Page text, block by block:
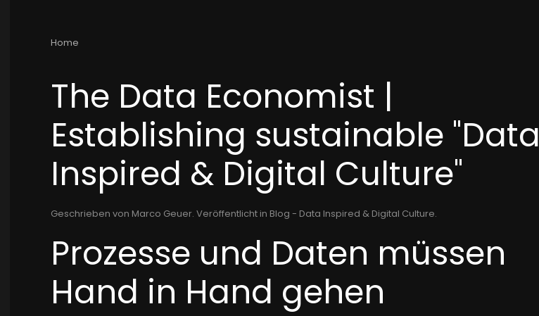
Home
The Data Economist |
Establishing sustainable "Data
Inspired & Digital Culture"
Geschrieben von Marco Geuer. Veröffentlicht in Blog - Data Inspired & Digital Culture.
Prozesse und Daten müssen
Hand in Hand gehen